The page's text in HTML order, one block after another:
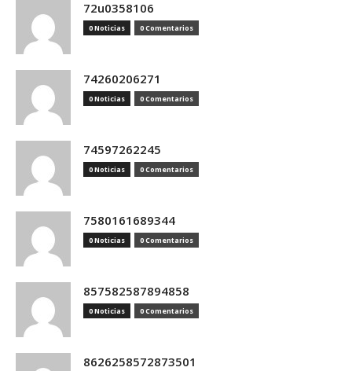
72u0358106
0 Noticias 0 Comentarios
74260206271
0 Noticias 0 Comentarios
74597262245
0 Noticias 0 Comentarios
7580161689344
0 Noticias 0 Comentarios
857582587894858
0 Noticias 0 Comentarios
8626258572873501